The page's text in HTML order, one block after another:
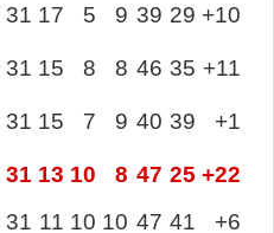
31 17 5 9 39 29 +10
31 15 8 8 46 35 +11
31 15 7 9 40 39 +1
31 13 10 8 47 25 +22
31 11 10 10 47 41
+6